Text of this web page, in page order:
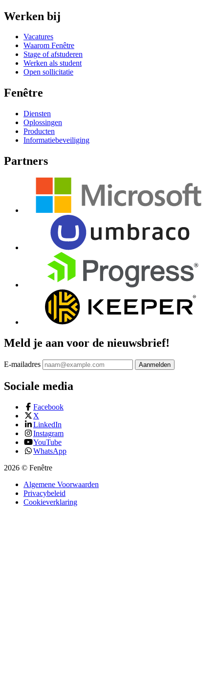
Werken bij
Vacatures
Waarom Fenêtre
Stage of afstuderen
Werken als student
Open sollicitatie
Fenêtre
Diensten
Oplossingen
Producten
Informatiebeveiliging
Partners
Meld je aan voor de nieuwsbrief!
E-mailadres Aanmelden
Sociale media
Facebook
X
LinkedIn
Instagram
YouTube
WhatsApp
2026 © Fenêtre
Algemene Voorwaarden
Privacybeleid
Cookieverklaring